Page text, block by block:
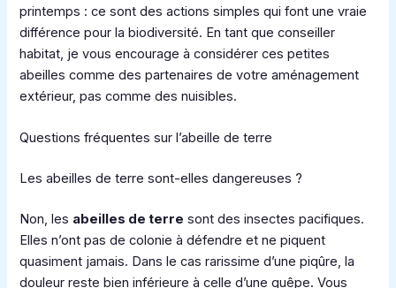
printemps : ce sont des actions simples qui font une vraie
différence pour la biodiversité. En tant que conseiller
habitat, je vous encourage à considérer ces petites
abeilles comme des partenaires de votre aménagement
extérieur, pas comme des nuisibles.
Questions fréquentes sur l’abeille de terre
Les abeilles de terre sont-elles dangereuses ?
Non, les abeilles de terre sont des insectes pacifiques.
Elles n’ont pas de colonie à défendre et ne piquent
quasiment jamais. Dans le cas rarissime d’une piqûre, la
douleur reste bien inférieure à celle d’une guêpe. Vous